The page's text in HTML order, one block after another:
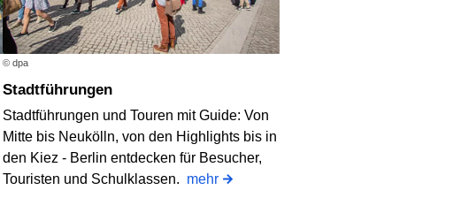
© dpa
Stadtführungen
Stadtführungen und Touren mit Guide: Von
Mitte bis Neukölln, von den Highlights bis in
den Kiez - Berlin entdecken für Besucher,
Touristen und Schulklassen. mehr